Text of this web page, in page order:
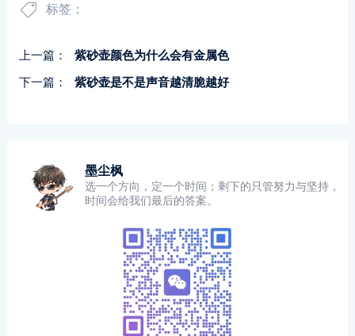
标签：
上一篇：
紫砂壶颜色为什么会有金属色
下一篇：
紫砂壶是不是声音越清脆越好
墨尘枫
选一个方向，定一个时间；剩下的只管努力与坚持，
时间会给我们最后的答案。